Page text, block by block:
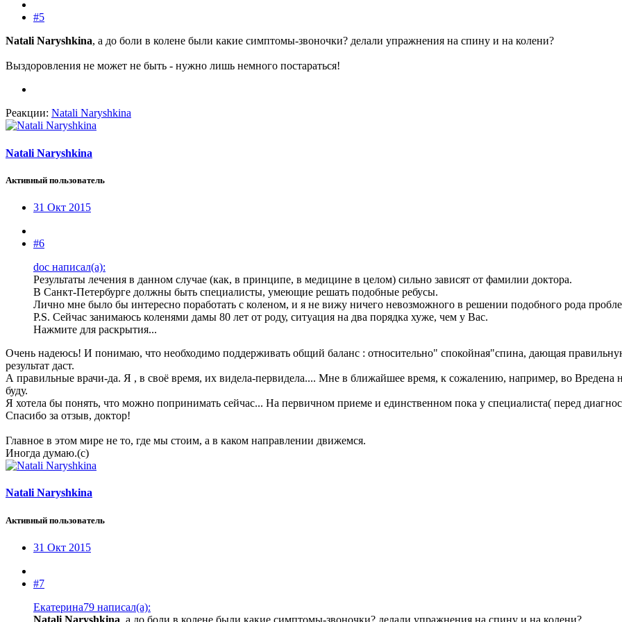
#5
Natali Naryshkina, а до боли в колене были какие симптомы-звоночки? делали упражнения на спину и на колени?
Выздоровления не может не быть - нужно лишь немного постараться!
Реакции: Natali Naryshkina
Natali Naryshkina
Активный пользователь
31 Окт 2015
#6
doc написал(а):
Результаты лечения в данном случае (как, в принципе, в медицине в целом) сильно зависят от фамилии доктора.
В Санкт-Петербурге должны быть специалисты, умеющие решать подобные ребусы.
Лично мне было бы интересно поработать с коленом, и я не вижу ничего невозможного в решении подобного рода
P.S. Сейчас занимаюсь коленями дамы 80 лет от роду, ситуация на два порядка хуже, чем у Вас.
Нажмите для раскрытия...
Очень надеюсь! И понимаю, что необходимо поддерживать общий баланс : относительно" спокойная"спина, дающая
результат даст.
А правильные врачи-да. Я , в своё время, их видела-первидела.... Мне в ближайшее время, к сожалению, например, во
буду.
Я хотела бы понять, что можно попринимать сейчас... На первичном приеме и единственном пока у специалиста( перед
Спасибо за отзыв, доктор!
Главное в этом мире не то, где мы стоим, а в каком направлении движемся.
Иногда думаю.(с)
Natali Naryshkina
Активный пользователь
31 Окт 2015
#7
Екатерина79 написал(а):
Natali Naryshkina , а до боли в колене были какие симптомы-звоночки? делали упражнения на спину и на колени?